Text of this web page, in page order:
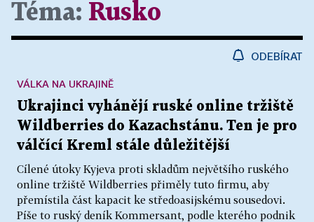
Téma: Rusko
ODEBÍRAT
Ukrajinci vyhánějí ruské online tržiště
Wildberries do Kazachstánu. Ten je pro
válčící Kreml stále důležitější
Cílené útoky Kyjeva proti skladům největšího ruského
online tržiště Wildberries přiměly tuto firmu, aby
přemístila část kapacit ke středoasijskému sousedovi.
Píše to ruský deník Kommersant, podle kterého podnik
VÁLKA NA UKRAJINĚ